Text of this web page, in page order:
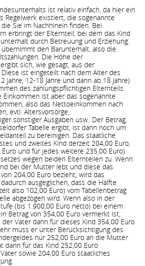
ist relativ einfach, da hier ein
Regelwerk existiert, die sogenannte
Sie im Nachhinein finden. Bei
erbringt der Elternteil, bei dem das Kind
durch Betreuung und Erziehung.
den Barunterhalt, also die
Die Höhe der
sich, wie gesagt, aus der
Diese ist eingeteilt nach dem Alter des
Jahre; 12-18 Jahre und dann ab 18 Jahre)
des zahlungspflichtigen Elternteils.
Einkommen ist aber das sogenannte
also das Nettoeinkommen nach
evtl. Altersvorsorge,
sonstiger Ausgaben usw.. Der Betrag,
Tabelle ergibt, ist dann noch um
zu bereinigen. Das staatliche
und zweites Kind derzeit 204,00 Euro,
und für jedes weitere 235,00 Euro)
wegen beiden Elternteilen zu. Wenn
bei der Mutter lebt und diese das
204,00 Euro bezieht, wird das
ausgeglichen, dass die Hälfte
also 102,00 Euro) vom Tabellenbetrag
abgezogen wird. Wenn also in der
(bis 1.900,00 Euro netto) bei einem
Betrag von 354,00 Euro vermerkt ist,
Vater dann für dieses Kind 354,00 Euro
muss er unter Berücksichtigung des
nur 252,00 Euro an die Mutter
dann für das Kind 252,00 Euro
sowie 204,00 Euro staatliches